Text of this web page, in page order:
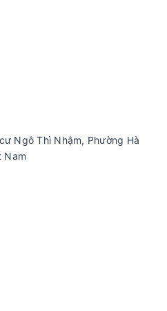
Ngô Thì Nhậm, Phường Hà
Nam